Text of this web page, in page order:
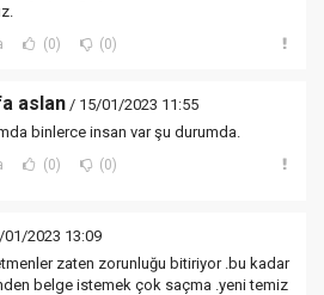
(0) (0)
aslan / 15/01/2023 11:55
binlerce insan var şu durumda.
(0) (0)
2023 13:09
zaten zorunluğu bitiriyor .bu kadar
belge istemek çok saçma .yeni temiz